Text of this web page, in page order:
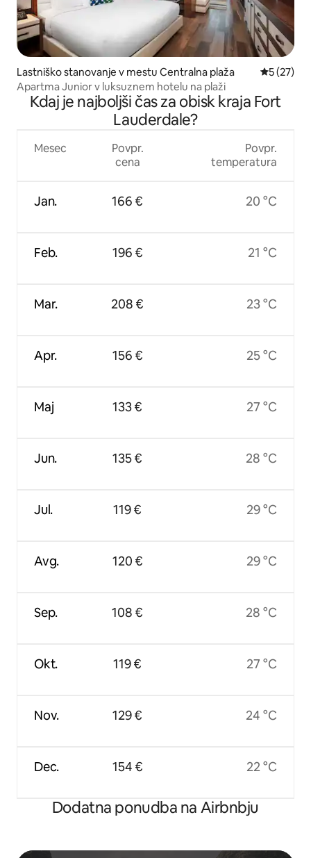
Lastniško stanovanje v mestu Centralna plaža
5 (27)
Apartma Junior v luksuznem hotelu na plaži
Kdaj je najboljši čas za obisk kraja Fort
Lauderdale?
Mesec
Jan.
Feb.
Mar.
Apr.
Maj
Jun.
Jul.
Avg.
Sep.
Okt.
Nov.
Dec.
Povpr.
cena
166 €
196 €
208 €
156 €
133 €
135 €
119 €
120 €
108 €
119 €
129 €
154 €
Povpr.
temperatura
20 °C
21 °C
23 °C
25 °C
27 °C
28 °C
29 °C
29 °C
28 °C
27 °C
24 °C
22 °C
Dodatna ponudba na Airbnbju